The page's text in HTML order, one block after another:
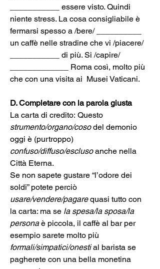
___________ essere visto. Quindi
niente stress. La cosa consigliabile è
fermarsi spesso a /bere/ __________
un caffè nelle stradine che vi /piacere/
___________ di più. Si /capire/
_____________ Roma così, molto più
che con una visita ai  Musei Vaticani.
D. Completare con la parola giusta
La carta di credito: Questo
strumento/organo/coso del demonio
oggi è (purtroppo)
confuso/diffuso/escluso anche nella
Città Eterna.
Se non sapete gustare “l’odore dei
soldi” potete perciò
usare/vendere/pagare quasi tutto con
la carta: ma se la spesa/la sposa/la
persona è piccola, il caffè al bar per
esempio sarete molto più
formali/simpatici/onesti al barista se
pagherete con una bella monetina